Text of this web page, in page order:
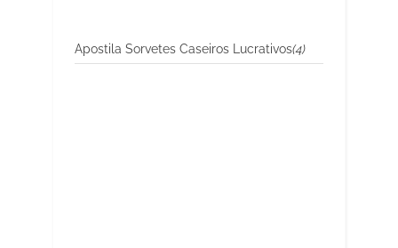
Apostila Sorvetes Caseiros Lucrativos(4)